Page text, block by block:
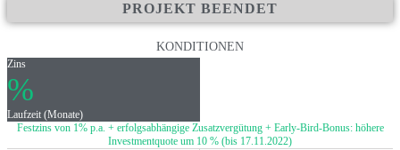
PROJEKT BEENDET
KONDITIONEN
Zins
%
Laufzeit (Monate)
Festzins von 1% p.a. + erfolgsabhängige Zusatzvergütung + Early-Bird-Bonus: höhere
Investmentquote um 10 % (bis 17.11.2022)